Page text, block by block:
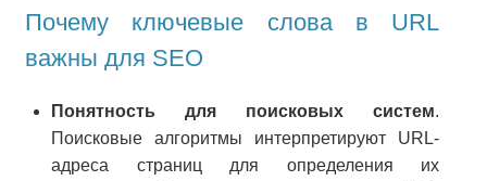
Почему ключевые слова в URL
важны для SEO
Понятность для поисковых систем.
Поисковые алгоритмы интерпретируют URL-
адреса страниц для определения их